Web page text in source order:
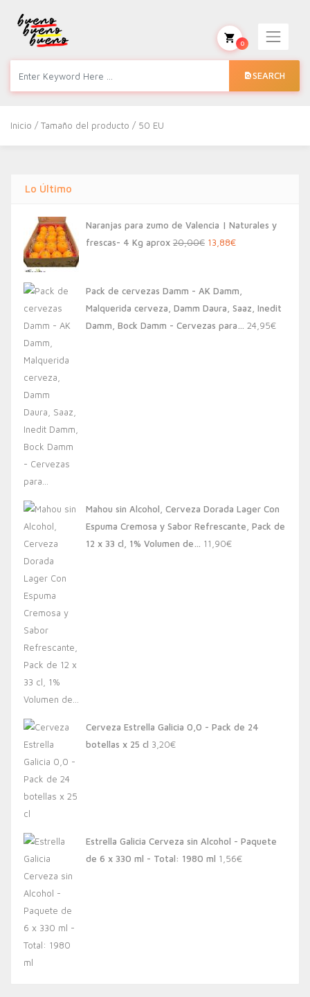
SEARCH
0
Inicio / Tamaño del producto / 50 EU
Lo Último
Naranjas para zumo de Valencia | Naturales y
frescas- 4 Kg aprox 20,00€ El
era:
20,00€.
13,88€El
es:
13,88€.
Pack de cervezas Damm - AK Damm,
Malquerida cerveza, Damm Daura, Saaz, Inedit
Damm, Bock Damm - Cervezas para… 24,95€
Mahou sin Alcohol, Cerveza Dorada Lager Con
Espuma Cremosa y Sabor Refrescante, Pack de
12 x 33 cl, 1% Volumen de… 11,90€
Cerveza Estrella Galicia 0,0 - Pack de 24
botellas x 25 cl 3,20€
Estrella Galicia Cerveza sin Alcohol - Paquete
de 6 x 330 ml - Total: 1980 ml 1,56€